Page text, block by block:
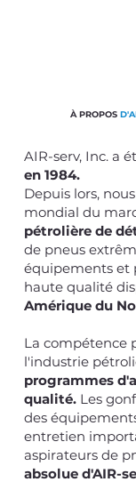
À PROPOS
AIR-serv, Inc. a
en 1984.
Depuis lors,
mondial du
pétrolière de
de pneus
équipements et
haute qualité
Amérique du
La compétence
l'industrie
programmes
qualité. Les
des
entretien
aspirateurs de
absolue d'AIR-